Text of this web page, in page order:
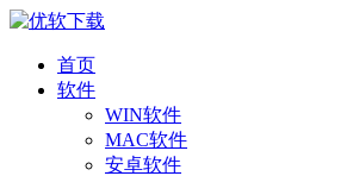
首页
软件
WIN软件
MAC软件
安卓软件